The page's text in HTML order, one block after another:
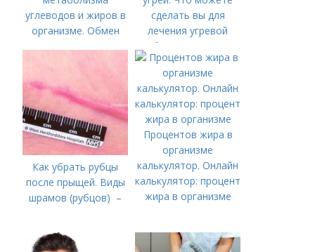
углеводов и жиров в
организме. Обмен
нарушения и
сделать вы для
лечения угревой
болезни (акне)
Как убрать рубцы
после прыщей. Виды
шрамов (рубцов) –
Процентов жира в
организме
калькулятор. Онлайн
калькулятор: процент
жира в организме